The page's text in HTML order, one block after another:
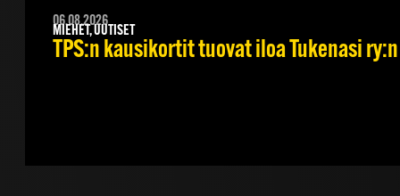
06.08.2026
MIEHET, UUTISET
TPS:n kausikortit tuovat iloa Tukenasi